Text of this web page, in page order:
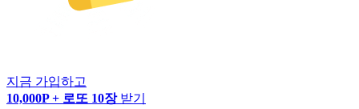
지금 가입하고
10,000P + 로또 10장 받기